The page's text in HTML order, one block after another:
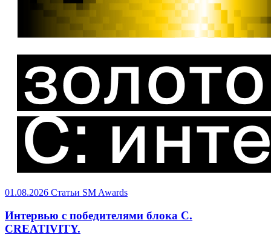
01.08.2026 Статьи SM Awards
Интервью с победителями блока C.
CREATIVITY.